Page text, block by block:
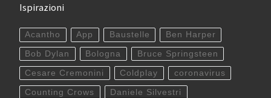
Ispirazioni
Acantho App Baustelle Ben Harper
Bob Dylan Bologna Bruce Springsteen
Cesare Cremonini Coldplay coronavirus
Counting Crows Daniele Silvestri